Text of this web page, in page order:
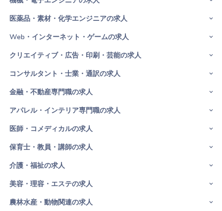
医薬品・素材・化学エンジニアの求人
Web・インターネット・ゲームの求人
クリエイティブ・広告・印刷・芸能の求人
コンサルタント・士業・通訳の求人
金融・不動産専門職の求人
アパレル・インテリア専門職の求人
医師・コメディカルの求人
保育士・教員・講師の求人
介護・福祉の求人
美容・理容・エステの求人
農林水産・動物関連の求人